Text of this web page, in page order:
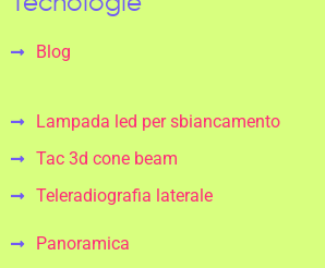
Blog
Lampada led per sbiancamento
Tac 3d cone beam
Teleradiografia laterale
Panoramica